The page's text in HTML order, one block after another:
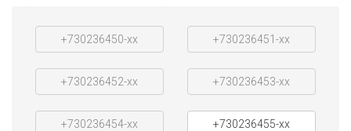
+730236450-xx +730236451-xx
+730236452-xx +730236453-xx
+730236454-xx +730236455-xx